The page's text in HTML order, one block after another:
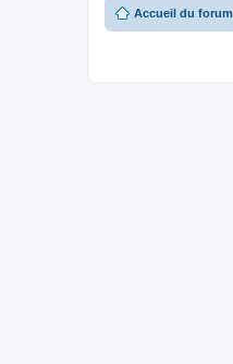
Accueil du forum